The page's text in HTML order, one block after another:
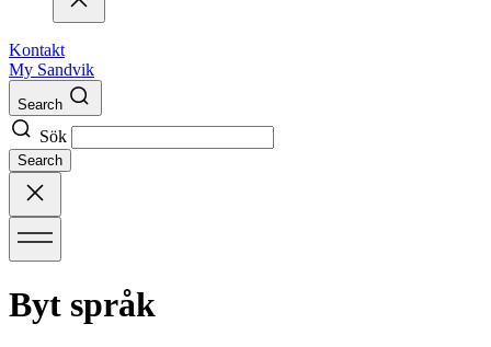
Kontakt
My Sandvik
Search
Sök
Search
Byt språk